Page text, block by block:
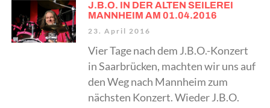
J.B.O. IN DER ALTEN SEILEREI
MANNHEIM AM 01.04.2016
23. April 2016
Vier Tage nach dem J.B.O.-Konzert
in Saarbrücken, machten wir uns auf
den Weg nach Mannheim zum
nächsten Konzert. Wieder J.B.O.